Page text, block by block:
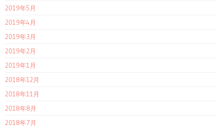
2019年5月
2019年4月
2019年3月
2019年2月
2019年1月
2018年12月
2018年11月
2018年8月
2018年7月